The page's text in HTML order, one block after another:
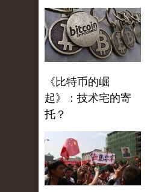
《比特币的崛
起》：技术宅的寄
托？